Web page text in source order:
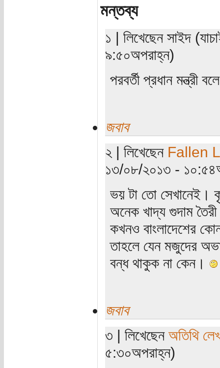
মন্তব্য
১ | লিখেছেন সাইদ
৯:৫০অপরাহ্ন)
পরবর্তী প্রধান মন্ত্রী
জবাব
২ | লিখেছেন Fallen
১৩/০৮/২০১৩ -
ভয় টা তো সেখানেই।
অনেক খাদ্য গুদাম
কখনও বাংলাদেশের
তাহলে যেন মজুদের
বন্ধ থাকুক না কেন।
জবাব
৩ | লিখেছেন অতিথি
৫:৩০অপরাহ্ন)